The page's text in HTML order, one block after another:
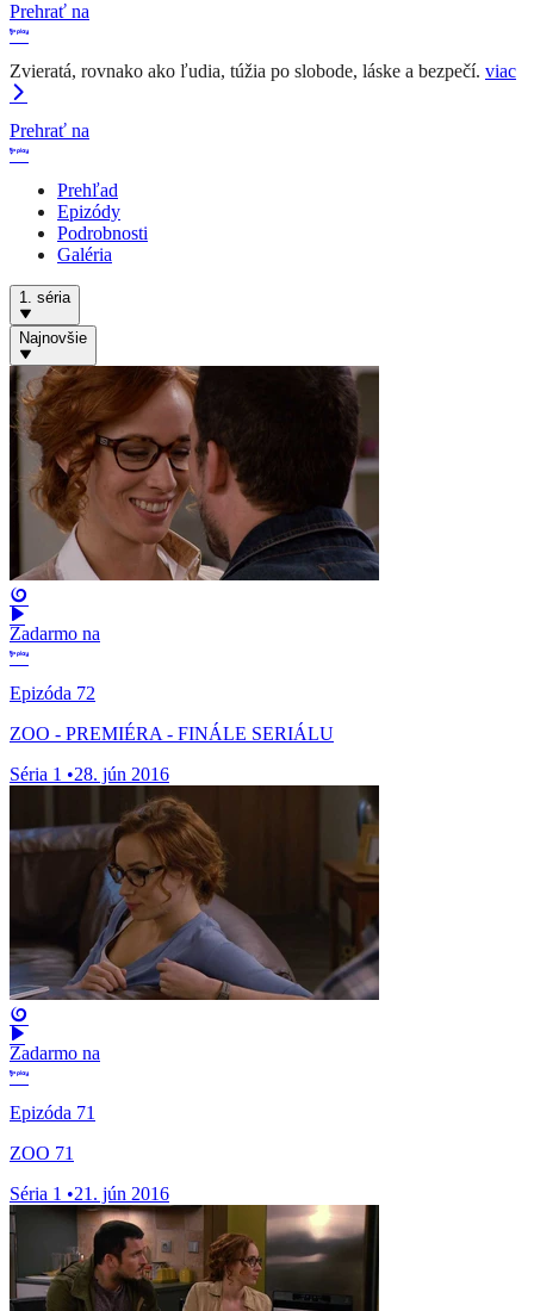
Prehrať na
Zvieratá, rovnako ako ľudia, túžia po slobode, láske a bezpečí. viac
Prehrať na
Prehľad
Epizódy
Podrobnosti
Galéria
1. séria
Najnovšie
Zadarmo na
Epizóda 72
ZOO - PREMIÉRA - FINÁLE SERIÁLU
Séria 1 •28. jún 2016
Zadarmo na
Epizóda 71
ZOO 71
Séria 1 •21. jún 2016